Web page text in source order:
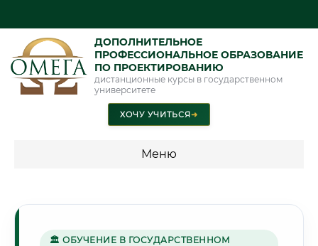
ДОПОЛНИТЕЛЬНОЕ
ПРОФЕССИОНАЛЬНОЕ ОБРАЗОВАНИЕ
ПО ПРОЕКТИРОВАНИЮ
дистанционные курсы в государственном
университете
ХОЧУ УЧИТЬСЯ➜
Меню
🏛 ОБУЧЕНИЕ В ГОСУДАРСТВЕННОМ